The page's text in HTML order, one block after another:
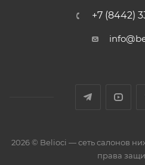
+7 (8442)
2026 © Belioci — сеть салонов
права